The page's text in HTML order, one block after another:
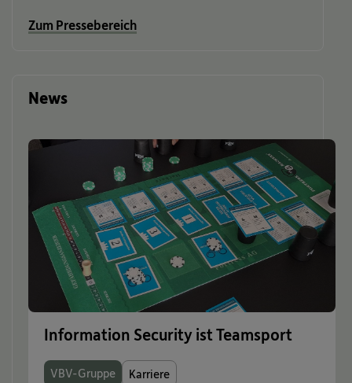
Zum Pressebereich
News
Information Security ist Teamsport
VBV-Gruppe Karriere